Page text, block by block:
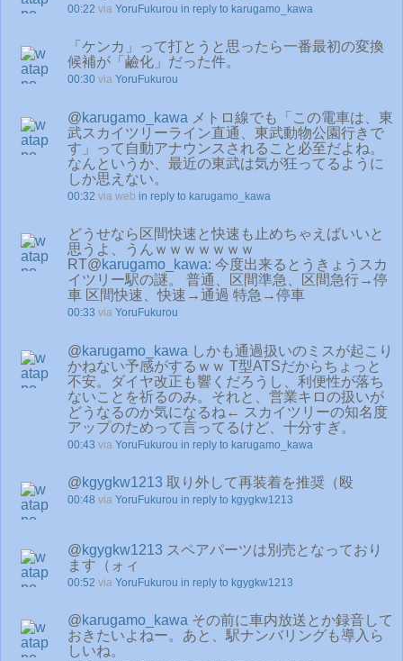
00:22 via YoruFukurou in reply to karugamo_kawa
「ケンカ」って打とうと思ったら一番最初の変換
候補が「鹼化」だった件。
00:30 via YoruFukurou
@karugamo_kawa メトロ線でも「この電車は、東
武スカイツリーライン直通、東武動物公園行きで
す」って自動アナウンスされること必至だよね。
なんというか、最近の東武は気が狂ってるように
しか思えない。
00:32 via web in reply to karugamo_kawa
どうせなら区間快速と快速も止めちゃえばいいと
思うよ、うんｗｗｗｗｗｗｗ
RT@karugamo_kawa: 今度出来るとうきょうスカ
イツリー駅の謎。 普通、区間準急、区間急行→停
車 区間快速、快速→通過 特急→停車
00:33 via YoruFukurou
@karugamo_kawa しかも通過扱いのミスが起こり
かねない予感がするｗｗ T型ATSだからちょっと
不安。ダイヤ改正も響くだろうし、利便性が落ち
ないことを祈るのみ。それと、営業キロの扱いが
どうなるのか気になるね← スカイツリーの知名度
アップのためって言ってるけど、十分すぎ。
00:43 via YoruFukurou in reply to karugamo_kawa
@kgygkw1213 取り外して再装着を推奨（殴
00:48 via YoruFukurou in reply to kgygkw1213
@kgygkw1213 スペアパーツは別売となっており
ます（ォィ
00:52 via YoruFukurou in reply to kgygkw1213
@karugamo_kawa その前に車内放送とか録音して
おきたいよねー。あと、駅ナンバリングも導入ら
しいね。